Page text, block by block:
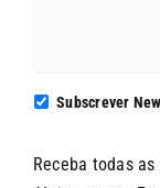
Subscrever
Receba todas